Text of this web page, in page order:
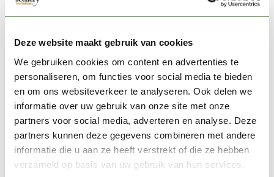
Deze website maakt gebruik van cookies
We gebruiken cookies om content en advertenties te
personaliseren, om functies voor social media te bieden
en om ons websiteverkeer te analyseren. Ook delen we
informatie over uw gebruik van onze site met onze
partners voor social media, adverteren en analyse. Deze
partners kunnen deze gegevens combineren met andere
informatie die u aan ze heeft verstrekt of die ze hebben
verzameld op basis van uw gebruik van hun services.
Op voorraad
THE ARMY PAINTER
The Army Painter Hobby
Drybrush - BR7015
Op voorraad
€4,82